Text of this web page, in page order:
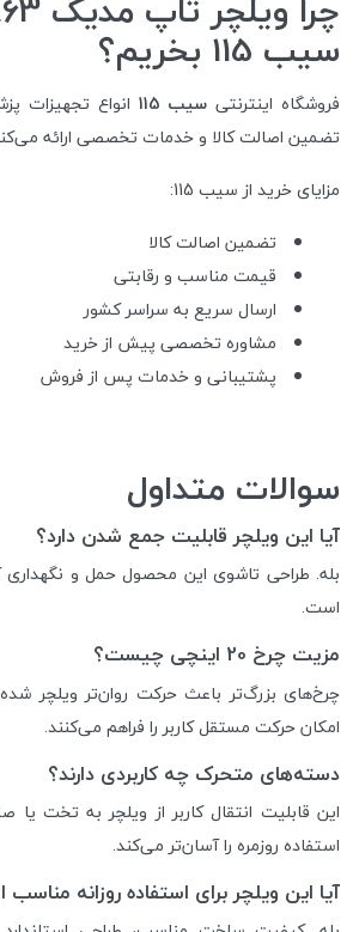
سیب 115 بخریم؟
فروشگاه اینترنتی سیب 115
انواع تجهیزات
تضمین اصالت کالا و خدمات تخصصی ارائه
مزایای خرید از سیب 115:
تضمین اصالت کالا
قیمت مناسب و رقابتی
ارسال سریع به سراسر کشور
مشاوره تخصصی پیش از خرید
پشتیبانی و خدمات پس از فروش
سوالات متداول
آیا این ویلچر قابلیت جمع شدن دارد؟
بله. طراحی تاشوی این محصول حمل و نگهداری
است.
مزیت چرخ 20 اینچی چیست؟
چرخ‌های بزرگ‌تر باعث حرکت روان‌تر ویلچر
امکان حرکت مستقل کاربر را فراهم می‌کنند.
دسته‌های متحرک چه کاربردی دارند؟
این قابلیت انتقال کاربر از ویلچر به تخت یا
استفاده روزمره را آسان‌تر می‌کند.
آیا این ویلچر برای استفاده روزانه